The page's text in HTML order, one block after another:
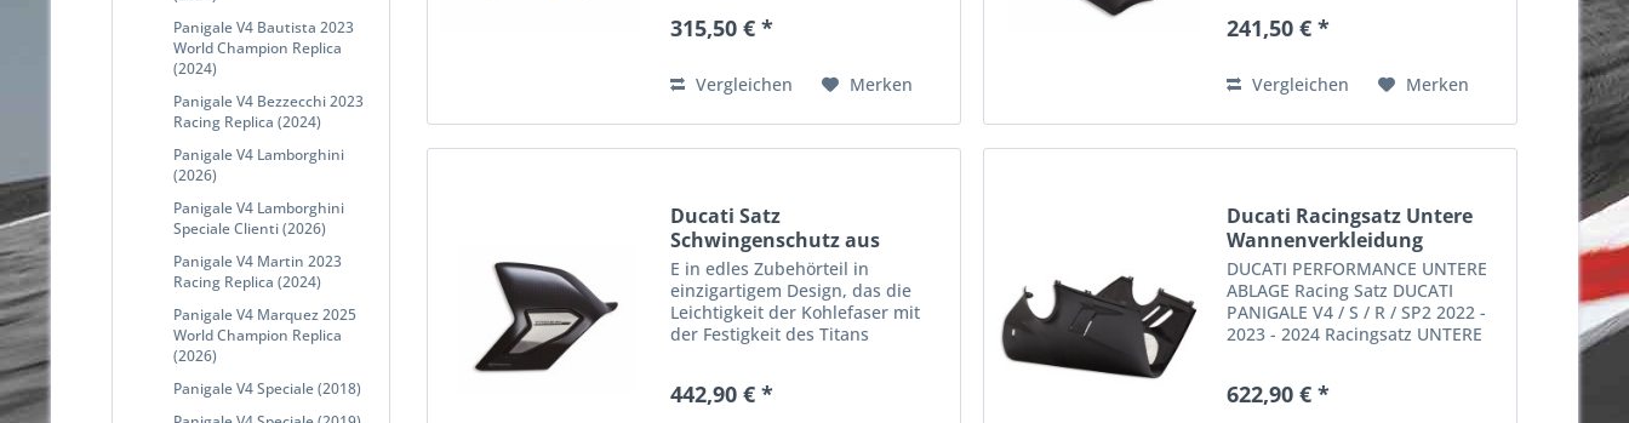
Panigale V4 Bautista 2023
World Champion Replica
(2024)
Panigale V4 Bezzecchi 2023
Racing Replica (2024)
Panigale V4 Lamborghini
(2026)
Panigale V4 Lamborghini
Speciale Clienti (2026)
Panigale V4 Martin 2023
Racing Replica (2024)
Panigale V4 Marquez 2025
World Champion Replica
(2026)
Panigale V4 Speciale (2018)
Diese innovative Ducati
Diebstahlsicherung...
315,50 € *
Vergleichen Merken
vermittelt. Das durchdachte Profil
241,50 € *
Vergleichen Merken
Ducati Satz
Schwingenschutz aus
Kohlefaser und...
E in edles Zubehörteil in
einzigartigem Design, das die
Leichtigkeit der Kohlefaser mit
der Festigkeit des Titans
wirksamen Schutz zu bieten und
442,90 € *
Ducati Racingsatz Untere
Wannenverkleidung
DUCATI PERFORMANCE UNTERE
ABLAGE Racing Satz DUCATI
PANIGALE V4 / S / R / SP2 2022 -
2023 - 2024 Racingsatz UNTERE
Rennstrecke. Jetzt bestellen bei
622,90 € *